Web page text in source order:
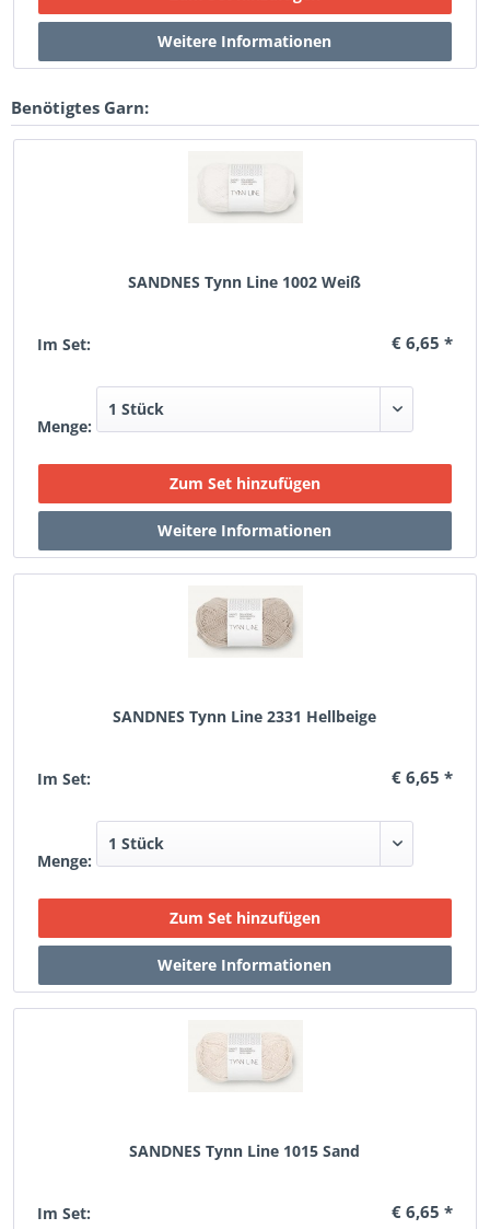
Benötigtes Garn:
SANDNES Tynn Line 1002 Weiß
Im Set: € 6,65 *
Menge:
SANDNES Tynn Line 2331 Hellbeige
Im Set: € 6,65 *
Menge:
SANDNES Tynn Line 1015 Sand
Im Set: € 6,65 *